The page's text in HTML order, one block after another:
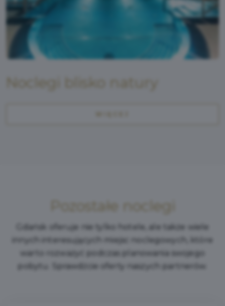
Noclegi blisko natury
Pozostałe noclegi
Gdańsk oferuje nie tylko hotele, ale także wiele
innych interesujących miejsc noclegowych, które
warto rozważyć podczas planowania swojego
pobytu. Sprawdźcie oferty naszych partnerów.